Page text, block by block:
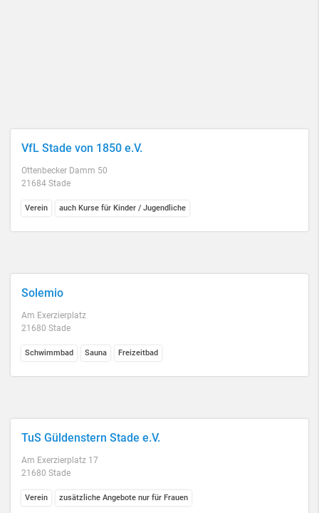
VfL Stade von 1850 e.V.
Ottenbecker Damm 50
21684 Stade
Verein auch Kurse für Kinder / Jugendliche
Solemio
Am Exerzierplatz
21680 Stade
Schwimmbad Sauna Freizeitbad
TuS Güldenstern Stade e.V.
Am Exerzierplatz 17
21680 Stade
Verein zusätzliche Angebote nur für Frauen